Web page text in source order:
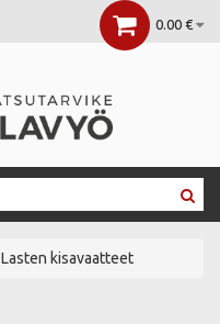
0.00 €
Lasten kisavaatteet